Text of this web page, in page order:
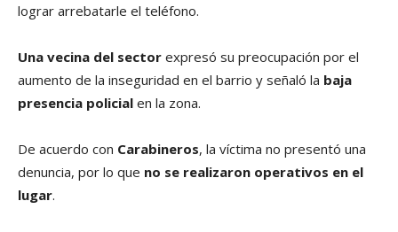
lograr arrebatarle el teléfono.
Una vecina del sector expresó su preocupación por el
aumento de la inseguridad en el barrio y señaló la baja
presencia policial en la zona.
De acuerdo con Carabineros, la víctima no presentó una
denuncia, por lo que no se realizaron operativos en el
lugar.